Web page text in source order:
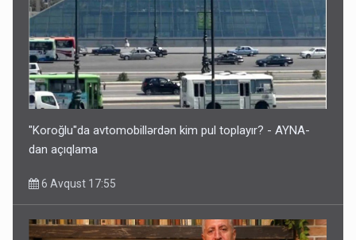
"Koroğlu"da avtomobillərdən kim pul toplayır? - AYNA-
dan açıqlama
6 Avqust 17:55